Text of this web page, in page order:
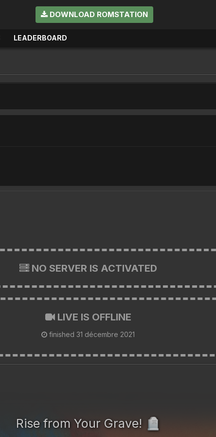
DOWNLOAD ROMSTATION
LEADERBOARD
NO SERVER IS ACTIVATED
LIVE IS OFFLINE
finished 31 décembre 2021
Rise from Your Grave! 🪦